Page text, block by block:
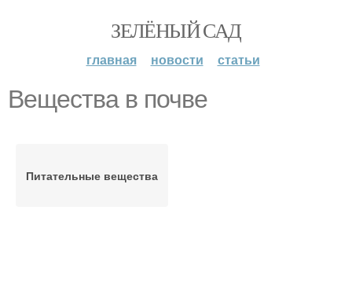
ЗЕЛЁНЫЙ САД
главная новости статьи
Вещества в почве
Питательные вещества